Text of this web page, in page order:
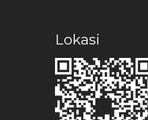
Lokasi